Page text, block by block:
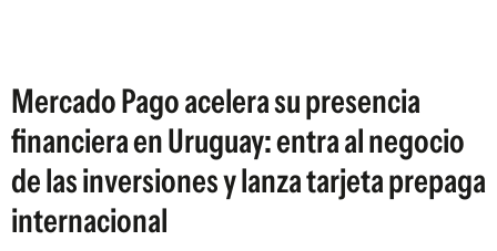
Mercado Pago acelera su presencia
financiera en Uruguay: entra al negocio
de las inversiones y lanza tarjeta prepaga
internacional